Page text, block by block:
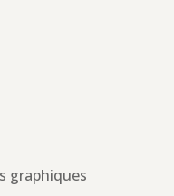
graphiques